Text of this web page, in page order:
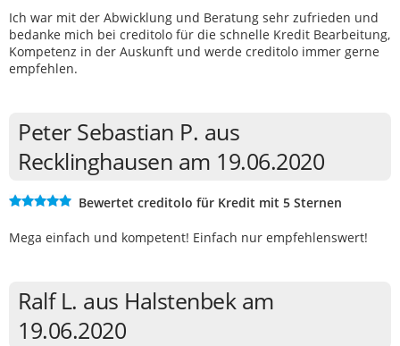
Ich war mit der Abwicklung und Beratung sehr zufrieden und
bedanke mich bei creditolo für die schnelle Kredit Bearbeitung,
Kompetenz in der Auskunft und werde creditolo immer gerne
empfehlen.
Peter Sebastian P. aus
Recklinghausen am 19.06.2020
Bewertet creditolo für Kredit mit 5 Sternen
Mega einfach und kompetent! Einfach nur empfehlenswert!
Ralf L. aus Halstenbek am
19.06.2020